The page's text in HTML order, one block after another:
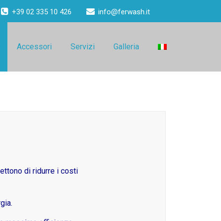
+39 02 335 10 426 info@ferwash.it
Accessori Servizi Galleria
di ridurre i costi